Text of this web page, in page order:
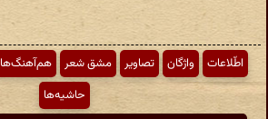
اطّلاعات واژگان تصاویر مشق شعر هم‌آهنگ‌ها
حاشیه‌ها